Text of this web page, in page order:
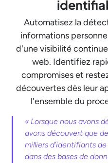
Automatisez la
informations
d'une visibilité
web. Identifiez
compromises et
découvertes dès leur
l'ensemble du
« Lorsque nous avons
avons découvert que
milliers d’identifiants
dans des bases de